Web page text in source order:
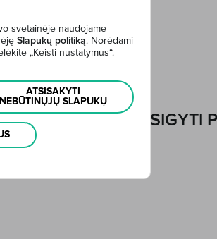
GALIMYBIŲ ĮSIGYTI
svetainėje naudojame
Slapukų politiką. Norėdami
„Keisti nustatymus“.
ATSISAKYTI
NEBŪTINŲJŲ SLAPUKŲ